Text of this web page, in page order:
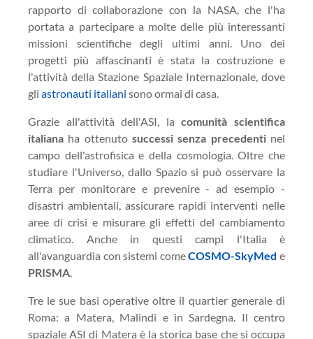
rapporto di collaborazione con la NASA, che l'ha
portata a partecipare a molte delle più interessanti
missioni scientifiche degli ultimi anni. Uno dei
progetti più affascinanti è stata la costruzione e
l'attività della Stazione Spaziale Internazionale, dove
gli astronauti italiani sono ormai di casa.
Grazie all'attività dell'ASI, lacomunità scientifica
italiana ha ottenutosuccessi senza precedenti nel
campo dell'astrofisica e della cosmologia. Oltre che
studiare l'Universo, dallo Spazio si può osservare la
Terra per monitorare e prevenire - ad esempio -
disastri ambientali, assicurare rapidi interventi nelle
aree di crisi e misurare gli effetti del cambiamento
climatico. Anche in questi campi l'Italia è
all'avanguardia con sistemi comeCOSMO-SkyMed e
PRISMA.
Tre le sue basi operative oltre il quartier generale di
Roma: a Matera, Malindi e in Sardegna. Il centro
spaziale ASI di Matera è la storica base che si occupa